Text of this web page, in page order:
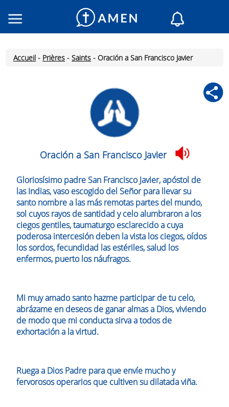
Consacré
Lecture du jour
Inscription
Accueil - Prières -Saints -Oración a San Francisco Javier
Oración a San Francisco Javier
Gloriosísimo padre San Francisco Javier, apóstol de
las Indias, vaso escogido del Señor para llevar su
santo nombre a las más remotas partes del mundo,
sol cuyos rayos de santidad y celo alumbraron a los
ciegos gentiles, taumaturgo esclarecido a cuya
poderosa intercesión deben la vista los ciegos, oídos
los sordos, fecundidad las estériles, salud los
enfermos, puerto los náufragos.
Mi muy amado santo hazme participar de tu celo,
abrázame en deseos de ganar almas a Dios, viviendo
de modo que mi conducta sirva a todos de
exhortación a la virtud.
Ruega a Dios Padre para que envíe mucho y
fervorosos operarios que cultiven su dilatada viña.